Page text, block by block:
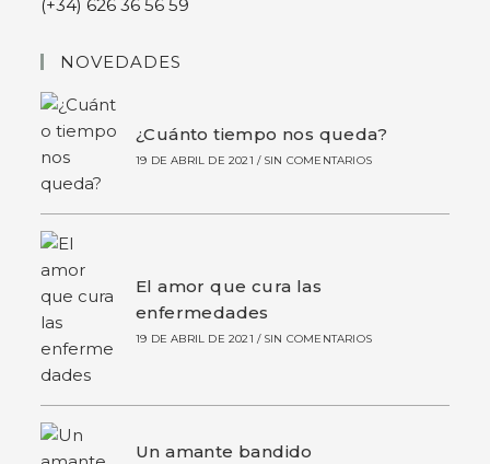
(+34) 626 36 56 59
NOVEDADES
¿Cuánto tiempo nos queda?
19 DE ABRIL DE 2021 / SIN COMENTARIOS
El amor que cura las
enfermedades
19 DE ABRIL DE 2021 / SIN COMENTARIOS
Un amante bandido